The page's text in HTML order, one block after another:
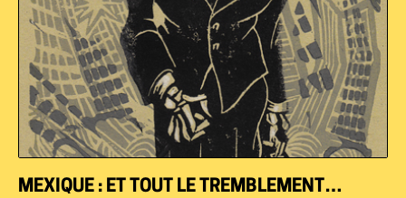
MEXIQUE : ET TOUT LE TREMBLEMENT…